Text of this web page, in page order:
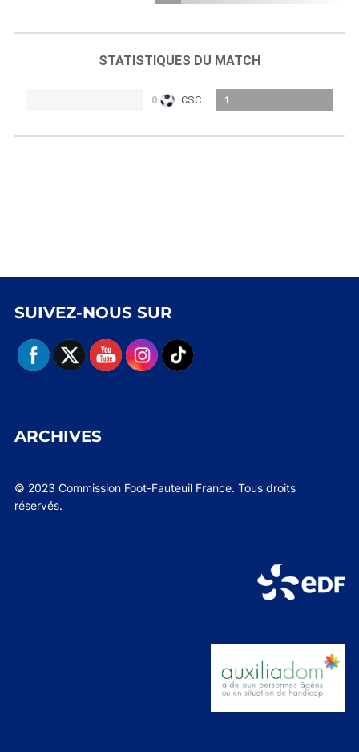
STATISTIQUES DU MATCH
0 CSC 1
SUIVEZ-NOUS SUR
ARCHIVES
© 2023 Commission Foot-Fauteuil France. Tous droits
réservés.